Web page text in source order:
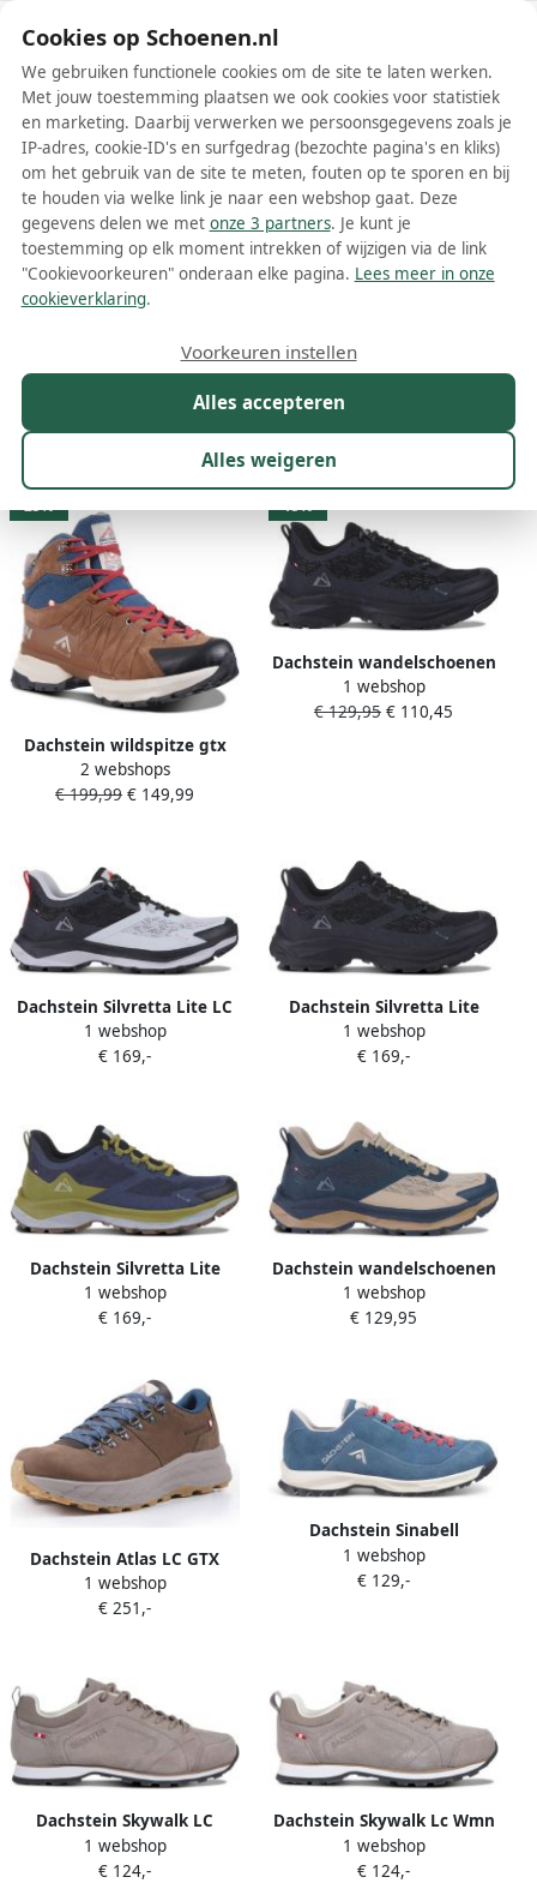
Schoenen.nl
Wis filters Alle filters
Dachstein schoenen
Meer lezen
Kleur Prijs
40 resultaten:
25%
Dachstein wildspitze gtx
1925 Lage wandelschoenen
heren Bruin
2 webshops
€ 199,99 € 149,99
15%
Dachstein wandelschoenen
zwart
1 webshop
€ 129,95 € 110,45
Dachstein Silvretta Lite LC
LFF wandelschoenen
lichtgrijs zwart
1 webshop
€ 169,-
Dachstein Silvretta Lite
wandelschoenen zwart
1 webshop
€ 169,-
Dachstein Silvretta Lite
wandelschoenen
donkerblauw
1 webshop
€ 169,-
Dachstein wandelschoenen
beige blauw
1 webshop
€ 129,95
Dachstein Atlas LC GTX
1925 wandelschoenen bruin
blauw
1 webshop
€ 251,-
Dachstein Sinabell
wandelschoenen blauw
rood
1 webshop
€ 129,-
Dachstein Skywalk LC
wandelschoenen zand
1 webshop
€ 124,-
Dachstein Skywalk Lc Wmn
wandelschoenen zand
1 webshop
€ 124,-
Cookies op Schoenen.nl
We gebruiken functionele cookies om de site te laten werken.
Met jouw toestemming plaatsen we ook cookies voor statistiek
en marketing. Daarbij verwerken we persoonsgegevens zoals je
IP-adres, cookie-ID's en surfgedrag (bezochte pagina's en kliks)
om het gebruik van de site te meten, fouten op te sporen en bij
te houden via welke link je naar een webshop gaat. Deze
gegevens delen we met onze 3 partners. Je kunt je
toestemming op elk moment intrekken of wijzigen via de link
"Cookievoorkeuren" onderaan elke pagina. Lees meer in onze
cookieverklaring.
Alles accepteren
Alles weigeren
Voorkeuren instellen